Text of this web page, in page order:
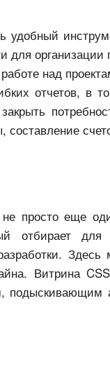
для
над
отчетов, в
составление
просто еще
отбирает
Витрина